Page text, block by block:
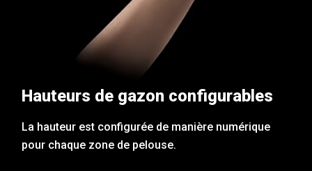
Hauteurs de gazon configurables
La hauteur est configurée de manière numérique
pour chaque zone de pelouse.